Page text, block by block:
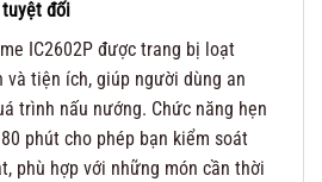
đối
IC2602P được trang bị loạt
và tiện ích, giúp người dùng an
trình nấu nướng. Chức năng hẹn
phút cho phép bạn kiểm soát
phù hợp với những món cần thời